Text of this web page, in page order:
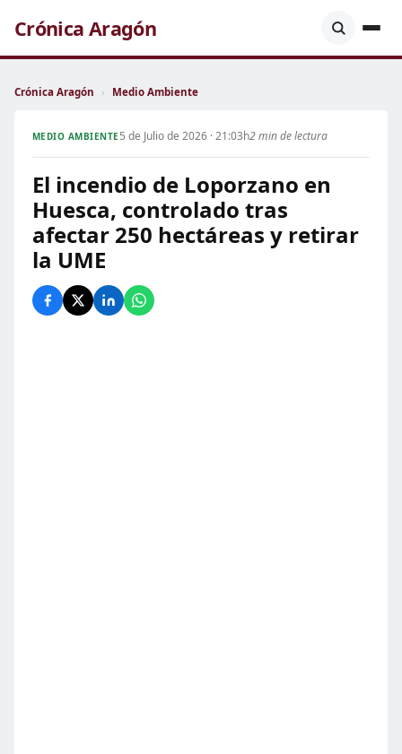
Crónica Aragón
Crónica Aragón › Medio Ambiente
MEDIO AMBIENTE 5 de Julio de 2026 · 21:03h2 min de lectura
El incendio de Loporzano en
Huesca, controlado tras
afectar 250 hectáreas y retirar
la UME